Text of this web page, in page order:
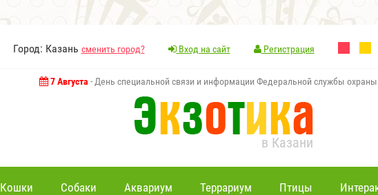
Город: Казань сменить город? Вход на сайт Регистрация
7 Августа - День специальной связи и информации Федеральной службы
в Казани
Кошки Собаки Аквариум Террариум Птицы